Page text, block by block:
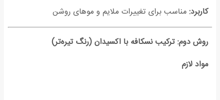
کاربرد:مناسب برای تغییرات ملایم و موهای روشن
روش دوم: ترکیب نسکافه با اکسیدان (رنگ تیره‌تر)
مواد لازم